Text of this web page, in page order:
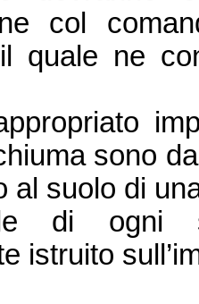
col
quale ne
sono
al suolo di
di ogni
istruito sull’